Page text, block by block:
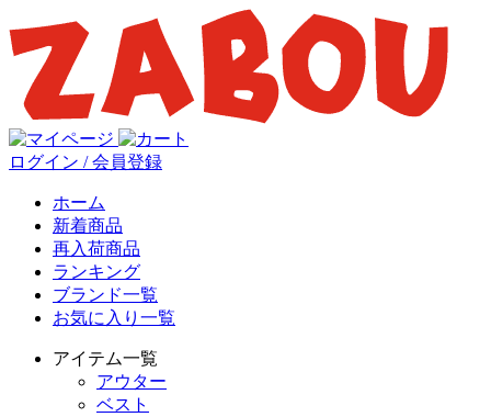
ログイン / 会員登録
ホーム
新着商品
再入荷商品
ランキング
ブランド一覧
お気に入り一覧
アイテム一覧
アウター
ベスト